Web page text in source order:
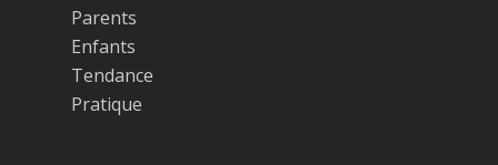
Parents
Enfants
Tendance
Pratique